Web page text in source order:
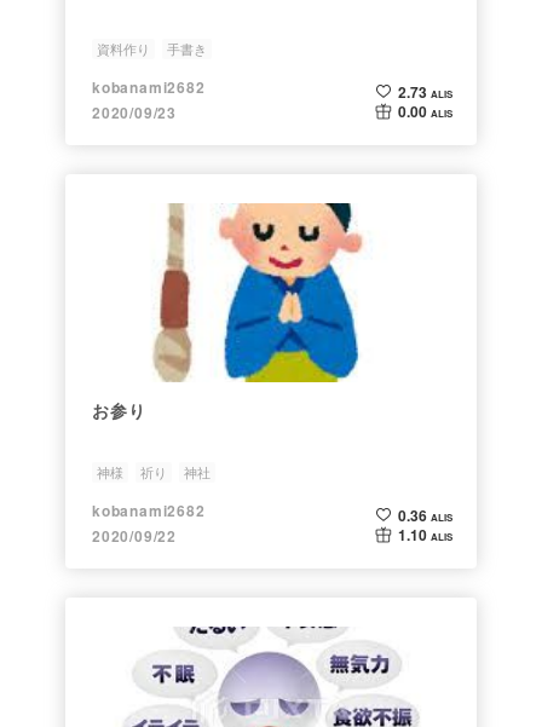
資料作り 手書き
kobanami2682
2020/09/23
2.73 ALIS
0.00 ALIS
お参り
神様 祈り 神社
kobanami2682
2020/09/22
0.36 ALIS
1.10 ALIS